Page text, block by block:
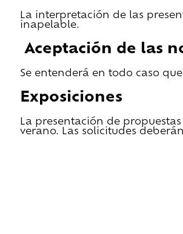
La interpretación de las
inapelable.
Aceptación de las
Se entenderá en todo caso
Exposiciones
La presentación de
verano. Las solicitudes